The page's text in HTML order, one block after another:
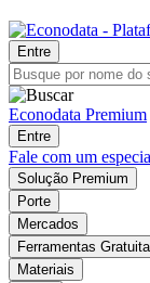
Entre
Econodata Premium
Entre
Fale com um
Solução Premium
Porte
Mercados
Ferramentas
Materiais